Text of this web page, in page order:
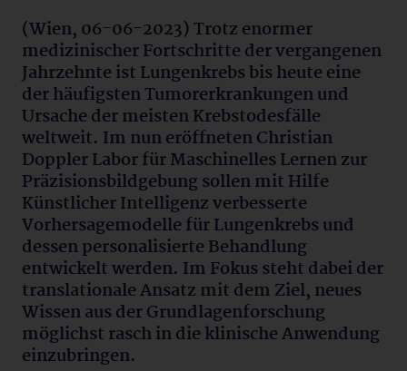
(Wien, 06-06-2023) Trotz enormer
medizinischer Fortschritte der vergangenen
Jahrzehnte ist Lungenkrebs bis heute eine
der häufigsten Tumorerkrankungen und
Ursache der meisten Krebstodesfälle
weltweit. Im nun eröffneten Christian
Doppler Labor für Maschinelles Lernen zur
Präzisionsbildgebung sollen mit Hilfe
Künstlicher Intelligenz verbesserte
Vorhersagemodelle für Lungenkrebs und
dessen personalisierte Behandlung
entwickelt werden. Im Fokus steht dabei der
translationale Ansatz mit dem Ziel, neues
Wissen aus der Grundlagenforschung
möglichst rasch in die klinische Anwendung
einzubringen.